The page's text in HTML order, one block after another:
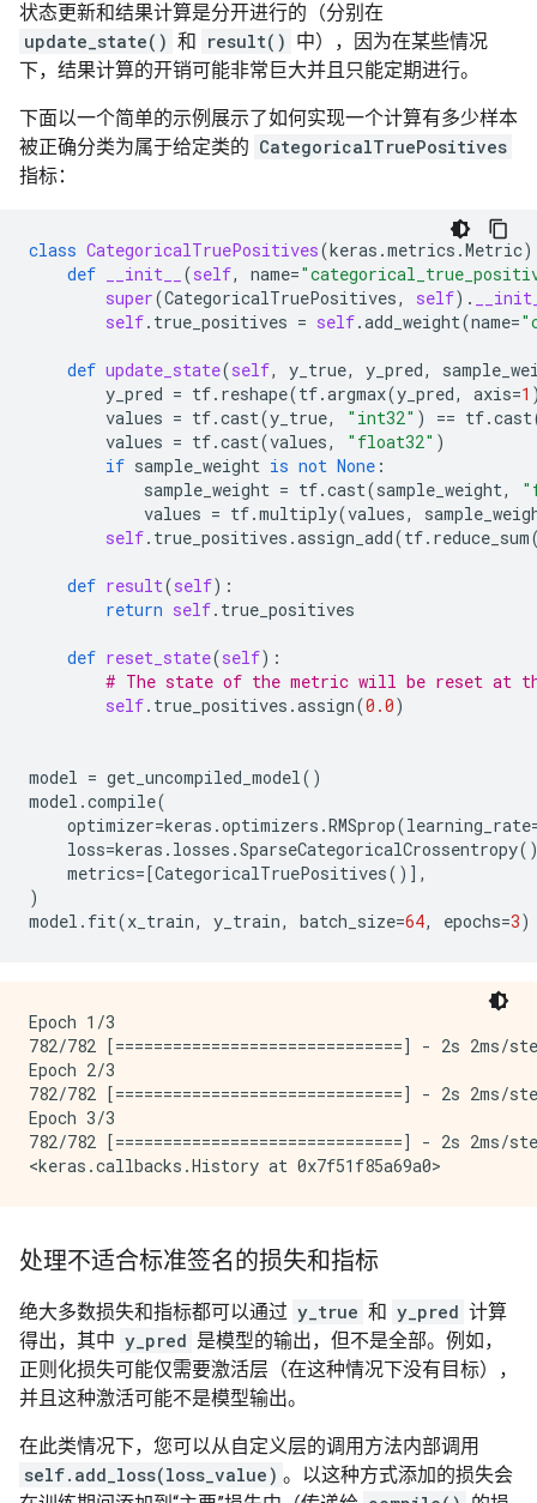
状态更新和结果计算是分开进行的（分别在
update_state() 和 result() 中），因为在某些情况
下，结果计算的开销可能非常巨大并且只能定期进行。
下面以一个简单的示例展示了如何实现一个计算有多少样本
被正确分类为属于给定类的 CategoricalTruePositives
指标：
class CategoricalTruePositives(keras .metrics .Metric
def
__init__ (self, name=
super(CategoricalTruePositives, self) .
self. true_positives = self.add_weight(name=
def update_state(self, y_true, y_pred,
y_pred = tf. reshape(tf.argmax(y_pred, axis=1
values = tf.cast(y_true, "int32" ) == tf.cast
values = tf.cast(values, "float32" )
if sample_weight is not None :
sample_weight = tf.cast(sample_weight,
values = tf.multiply(values,
self. true_positives .assign_add(tf. reduce_sum
def result(self):
return self. true_positives
def reset_state(self):
# The state of the metric will be reset at
self. true_positives .assign(0.0)
model = get_uncompiled_model()
model .compile(
optimizer=keras .optimizers .RMSprop(learning_rate
loss=keras . losses .SparseCategoricalCrossentropy
metrics=[CategoricalTruePositives()],
)
model . fit(x_train, y_train, batch_size=64, epochs=3)
Epoch 1/3
782/782 [==============================] - 2s
Epoch 2/3
782/782 [==============================] - 2s
Epoch 3/3
782/782 [==============================] - 2s
处理不适合标准签名的损失和指标
绝大多数损失和指标都可以通过 y_true 和 y_pred 计算
得出，其中 y_pred 是模型的输出，但不是全部。例如，
正则化损失可能仅需要激活层（在这种情况下没有目标），
并且这种激活可能不是模型输出。
在此类情况下，您可以从自定义层的调用方法内部调用
self.add_loss(loss_value) 。以这种方式添加的损失会